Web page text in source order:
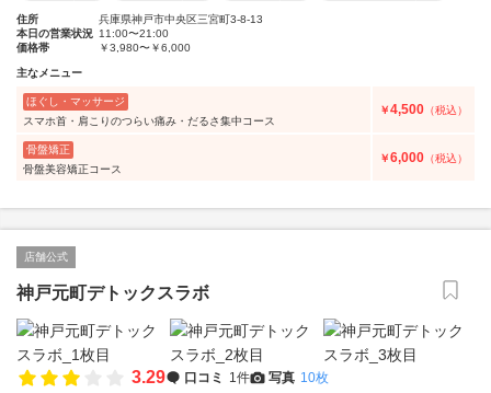
住所
兵庫県神戸市中央区三宮町3-8-13
本日の営業状況 11:00〜21:00
価格帯
￥3,980〜￥6,000
主なメニュー
ほぐし・マッサージ
スマホ首・肩こりのつらい痛み・だるさ集中コース
￥4,500 （税込）
骨盤矯正
骨盤美容矯正コース
￥6,000 （税込）
店舗公式
神戸元町デトックスラボ
3.29 口コミ 1件 写真 10枚